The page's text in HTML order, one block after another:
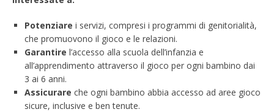
Potenziare i servizi, compresi i programmi di genitorialità,
che promuovono il gioco e le relazioni.
Garantire l’accesso alla scuola dell’infanzia e
all’apprendimento attraverso il gioco per ogni bambino dai
3 ai 6 anni.
Assicurare che ogni bambino abbia accesso ad aree gioco
sicure, inclusive e ben tenute.